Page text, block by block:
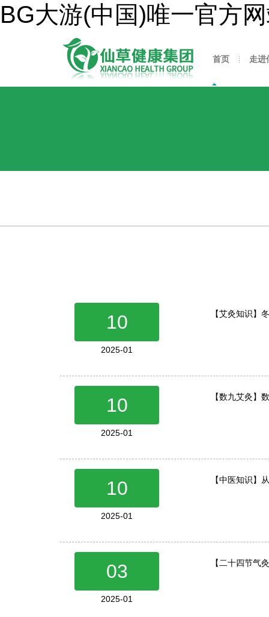
BG大游(中国)唯一官方
首页 走进
10
2025-01
【艾灸知识】
10
2025-01
【数九艾灸】
10
2025-01
【中医知识】
03
2025-01
【二十四节气